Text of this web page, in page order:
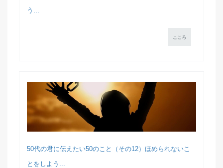
う...
こころ
50代の君に伝えたい50のこと（その12）ほめられないこ
とをしよう...